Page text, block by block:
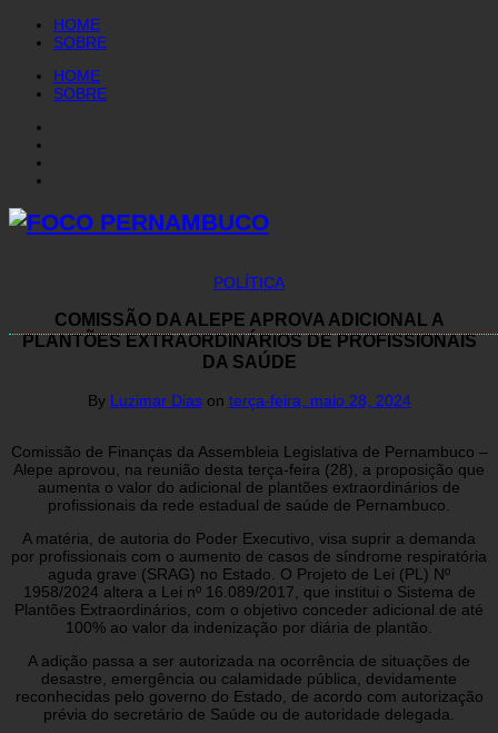
HOME
SOBRE
HOME
SOBRE
POLÍTICA
COMISSÃO DA ALEPE APROVA ADICIONAL A
PLANTÕES EXTRAORDINÁRIOS DE PROFISSIONAIS
DA SAÚDE
By Luzimar Dias on terça-feira, maio 28, 2024
Comissão de Finanças da Assembleia Legislativa de Pernambuco –
Alepe aprovou, na reunião desta terça-feira (28), a proposição que
aumenta o valor do adicional de plantões extraordinários de
profissionais da rede estadual de saúde de Pernambuco.
A matéria, de autoria do Poder Executivo, visa suprir a demanda
por profissionais com o aumento de casos de síndrome respiratória
aguda grave (SRAG) no Estado. O Projeto de Lei (PL) Nº
1958/2024 altera a Lei nº 16.089/2017, que institui o Sistema de
Plantões Extraordinários, com o objetivo conceder adicional de até
100% ao valor da indenização por diária de plantão.
A adição passa a ser autorizada na ocorrência de situações de
desastre, emergência ou calamidade pública, devidamente
reconhecidas pelo governo do Estado, de acordo com autorização
prévia do secretário de Saúde ou de autoridade delegada.